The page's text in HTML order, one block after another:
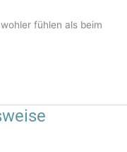
fühlen als beim